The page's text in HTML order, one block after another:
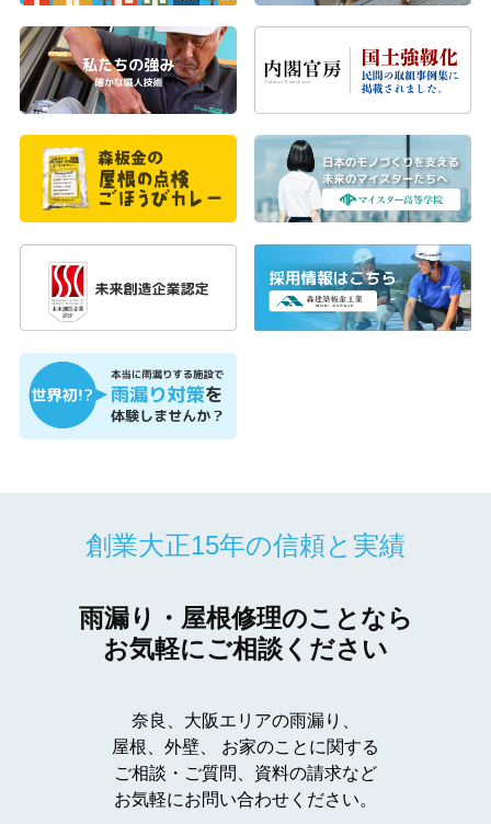
創業大正15年の信頼と実績
雨漏り・屋根修理のことなら
お気軽にご相談ください
奈良、大阪エリアの雨漏り、
屋根、外壁、
お家のことに関する
ご相談・ご質問、資料の請求など
お気軽にお問い合わせください。